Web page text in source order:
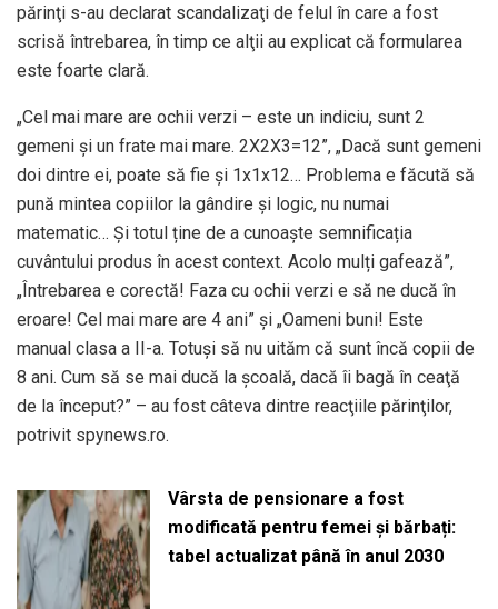
părinţi s-au declarat scandalizaţi de felul în care a fost
scrisă întrebarea, în timp ce alţii au explicat că formularea
este foarte clară.
„Cel mai mare are ochii verzi – este un indiciu, sunt 2
gemeni şi un frate mai mare. 2X2X3=12”, „Dacă sunt gemeni
doi dintre ei, poate să fie şi 1x1x12… Problema e făcută să
pună mintea copiilor la gândire şi logic, nu numai
matematic… Şi totul ține de a cunoaște semnificația
cuvântului produs în acest context. Acolo mulți gafează”,
„Întrebarea e corectă! Faza cu ochii verzi e să ne ducă în
eroare! Cel mai mare are 4 ani” şi „Oameni buni! Este
manual clasa a II-a. Totuşi să nu uităm că sunt încă copii de
8 ani. Cum să se mai ducă la şcoală, dacă îi bagă în ceaţă
de la început?” – au fost câteva dintre reacţiile părinţilor,
potrivit spynews.ro.
Vârsta de pensionare a fost
modificată pentru femei și bărbați:
tabel actualizat până în anul 2030